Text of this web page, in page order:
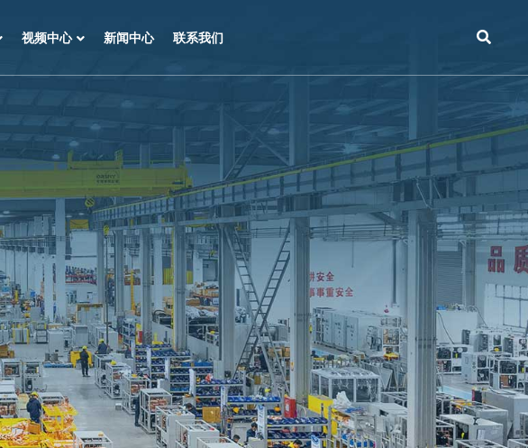
视频中心 新闻中心 联系我们